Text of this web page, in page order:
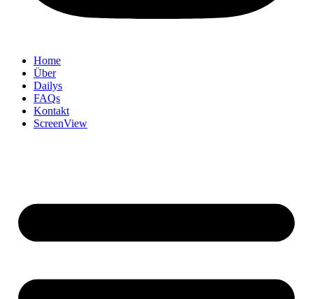
Home
Über
Dailys
FAQs
Kontakt
ScreenView